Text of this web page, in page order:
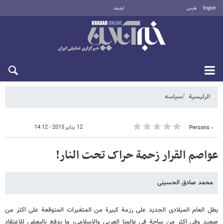
English فارسی أرشيف
الرئيسية سیاسه
٠ Persons 12 يناير 2015 - 14:12
عواصم القرار زحمة حراک تحت النار!
محمد صادق الحسینی
یطل العام المیلادی الجدید على رزمة کبیرة من المتغیرات المتوقعة على اکثر من
صعید وفی اکثر من ساحة فی عالمنا العربی والاسلامی، ما یدفع بالبعض للاعتقاد